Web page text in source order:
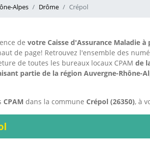
Alpes Drôme Crépol
de votre Caisse d'Assurance Maladie
de page! Retrouvez l'ensemble des
de toutes les bureaux locaux CPAM de
partie de la région Auvergne-Rhône-
CPAM dans la commune Crépol (26350), à